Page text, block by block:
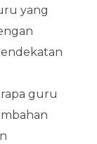
yang
guru